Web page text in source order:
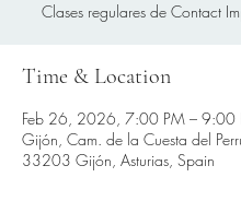
Clases regulares de Contact
Time & Location
Feb 26, 2026, 7:00 PM – 9:00
Gijón, Cam. de la Cuesta del
33203 Gijón, Asturias, Spain